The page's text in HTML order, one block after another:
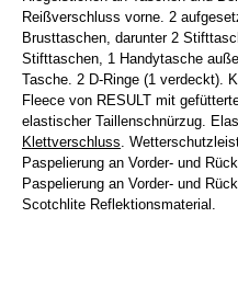
Reißverschluss vorne. 2
Brusttaschen, darunter 2
Stifttaschen, 1 Handytasche
Tasche. 2 D-Ringe (1 verdeckt).
Fleece von RESULT mit
elastischer Taillenschnürzug.
Klettverschluss.
Paspelierung an Vorder- und
Paspelierung an Vorder- und
Scotchlite Reflektionsmaterial.